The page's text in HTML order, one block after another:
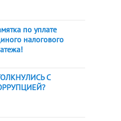
по уплате
налогового
С